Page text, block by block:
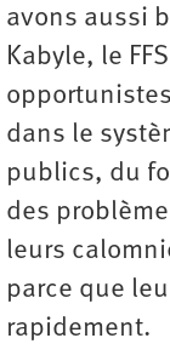
avons aussi
Kabyle, le
dans le
publics, du
des
leurs
parce que
rapidement.